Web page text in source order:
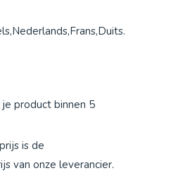
product binnen 5
is de
van onze leverancier.